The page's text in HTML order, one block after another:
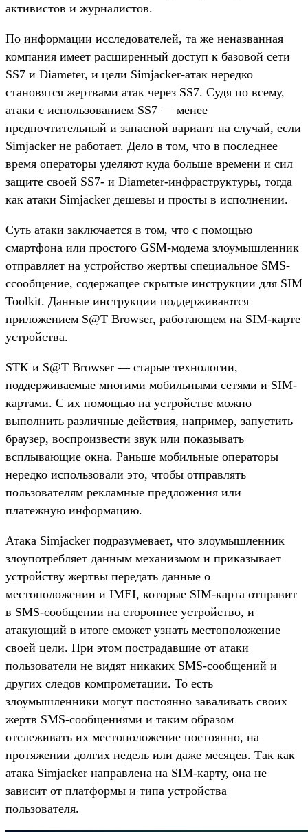
активистов и журналистов.
По информации исследователей, та же неназванная
компания имеет расширенный доступ к базовой сети
SS7 и Diameter, и цели Simjacker-атак нередко
становятся жертвами атак через SS7. Судя по всему,
атаки с использованием SS7 — менее
предпочтительный и запасной вариант на случай, если
Simjacker не работает. Дело в том, что в последнее
время операторы уделяют куда больше времени и сил
защите своей SS7- и Diameter-инфраструктуры, тогда
как атаки Simjacker дешевы и просты в исполнении.
Суть атаки заключается в том, что с помощью
смартфона или простого GSM-модема злоумышленник
отправляет на устройство жертвы специальное SMS-
cсообщение, содержащее скрытые инструкции для SIM
Toolkit. Данные инструкции поддерживаются
приложением S@T Browser, работающем на SIM-карте
устройства.
STK и S@T Browser — старые технологии,
поддерживаемые многими мобильными сетями и SIM-
картами. С их помощью на устройстве можно
выполнить различные действия, например, запустить
браузер, воспроизвести звук или показывать
всплывающие окна. Раньше мобильные операторы
нередко использовали это, чтобы отправлять
пользователям рекламные предложения или
платежную информацию.
Атака Simjacker подразумевает, что злоумышленник
злоупотребляет данным механизмом и приказывает
устройству жертвы передать данные о
местоположении и IMEI, которые SIM-карта отправит
в SMS-сообщении на стороннее устройство, и
атакующий в итоге сможет узнать местоположение
своей цели. При этом пострадавшие от атаки
пользователи не видят никаких SMS-сообщений и
других следов компрометации. То есть
злоумышленники могут постоянно заваливать своих
жертв SMS-сообщениями и таким образом
отслеживать их местоположение постоянно, на
протяжении долгих недель или даже месяцев. Так как
атака Simjacker направлена на SIM-карту, она не
зависит от платформы и типа устройства
пользователя.